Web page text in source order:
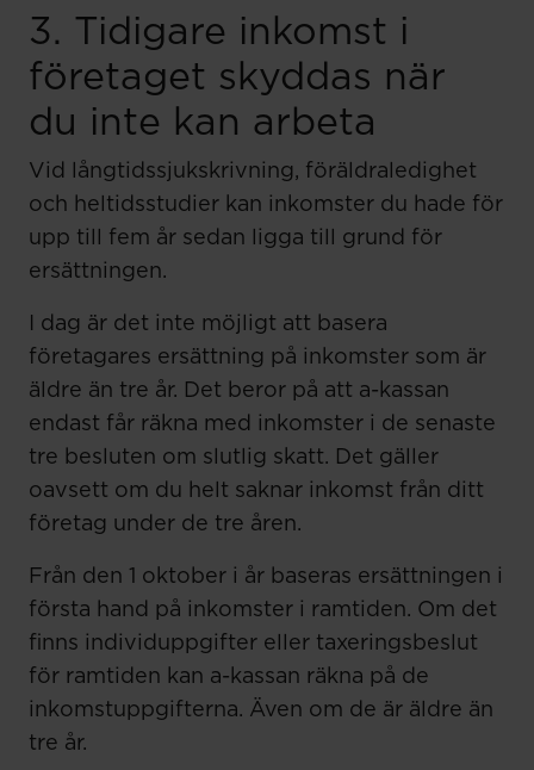
3. Tidigare inkomst i
företaget skyddas när
du inte kan arbeta
Vid långtidssjukskrivning, föräldraledighet
och heltidsstudier kan inkomster du hade för
upp till fem år sedan ligga till grund för
ersättningen.
I dag är det inte möjligt att basera
företagares ersättning på inkomster som är
äldre än tre år. Det beror på att a-kassan
endast får räkna med inkomster i de senaste
tre besluten om slutlig skatt. Det gäller
oavsett om du helt saknar inkomst från ditt
företag under de tre åren.
Från den 1 oktober i år baseras ersättningen i
första hand på inkomster i ramtiden. Om det
finns individuppgifter eller taxeringsbeslut
för ramtiden kan a-kassan räkna på de
inkomstuppgifterna. Även om de är äldre än
tre år.